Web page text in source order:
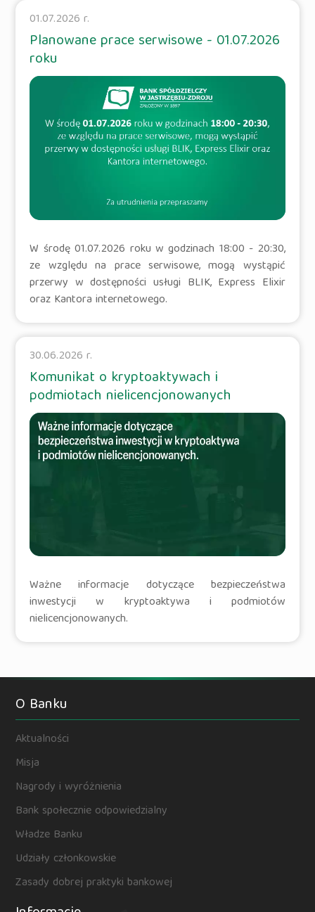
01.07.2026 r.
Planowane prace serwisowe - 01.07.2026
roku
W środę 01.07.2026 roku w godzinach 18:00 - 20:30,
ze względu na prace serwisowe, mogą wystąpić
przerwy w dostępności usługi BLIK, Express Elixir
oraz Kantora internetowego.
30.06.2026 r.
Komunikat o kryptoaktywach i
podmiotach nielicencjonowanych
Ważne informacje dotyczące bezpieczeństwa
inwestycji w kryptoaktywa i podmiotów
nielicencjonowanych.
O Banku
Aktualności
Misja
Nagrody i wyróżnienia
Bank społecznie odpowiedzialny
Władze Banku
Udziały członkowskie
Zasady dobrej praktyki bankowej